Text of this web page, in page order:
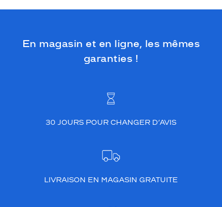
En magasin et en ligne, les mêmes
garanties !
30 JOURS POUR CHANGER D’AVIS
LIVRAISON EN MAGASIN GRATUITE